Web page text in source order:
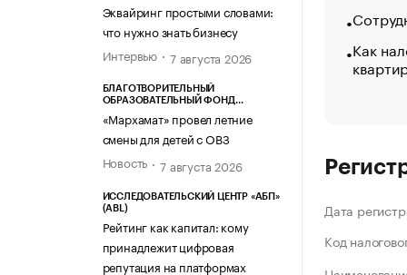
Эквайринг простыми словами:
что нужно знать бизнесу
Интервью
7 августа 2026
БЛАГОТВОРИТЕЛЬНЫЙ
ОБРАЗОВАТЕЛЬНЫЙ ФОНД
«Мархамат» провел летние
смены для детей с ОВЗ
Новость
7 августа 2026
ИССЛЕДОВАТЕЛЬСКИЙ ЦЕНТР «АБП»
(ABL)
Рейтинг как капитал: кому
принадлежит цифровая
репутация на платформах
Как
Дата
Код